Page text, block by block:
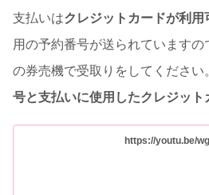
支払いはクレジットカードが利用
用の予約番号が送られています
の券売機で受取りをしてくださ
号と支払いに使用したクレジット
https://youtu.be/